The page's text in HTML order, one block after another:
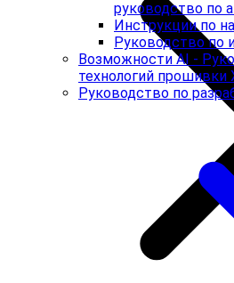
руководство по
Инструкции по
Руководство по
Возможности AI -
технологий прошивки
Руководство по